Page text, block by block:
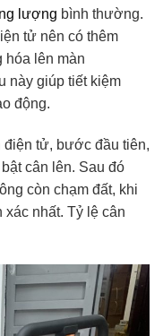
lượng bình thường.
tử nên có thêm
lên màn
này giúp tiết kiệm
động.
tử, bước đầu tiên,
cân lên. Sau đó
còn chạm đất, khi
nhất. Tỷ lệ cân